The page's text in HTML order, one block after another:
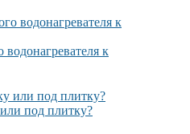
к
под плитку?